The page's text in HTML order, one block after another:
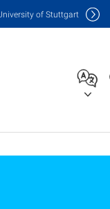
versity of Stuttgart